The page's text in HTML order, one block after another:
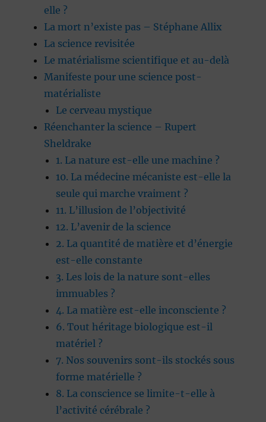
elle ?
La mort n’existe pas – Stéphane Allix
La science revisitée
Le matérialisme scientifique et au-delà
Manifeste pour une science post-
matérialiste
Le cerveau mystique
Réenchanter la science – Rupert
Sheldrake
1. La nature est-elle une machine ?
10. La médecine mécaniste est-elle la
seule qui marche vraiment ?
11. L’illusion de l’objectivité
12. L’avenir de la science
2. La quantité de matière et d’énergie
est-elle constante
3. Les lois de la nature sont-elles
immuables ?
4. La matière est-elle inconsciente ?
6. Tout héritage biologique est-il
matériel ?
7. Nos souvenirs sont-ils stockés sous
forme matérielle ?
8. La conscience se limite-t-elle à
l’activité cérébrale ?